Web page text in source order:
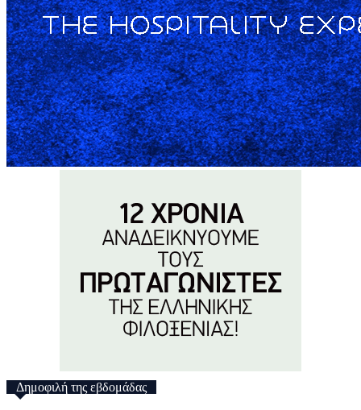
Δημοφιλή της εβδομάδας